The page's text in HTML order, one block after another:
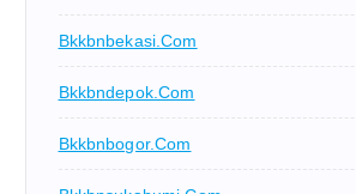
Bkkbnbekasi.com
Bkkbndepok.com
Bkkbnbogor.com